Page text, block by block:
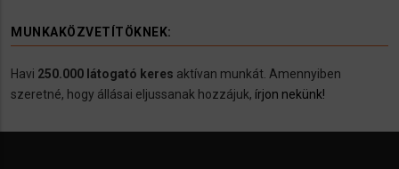
MUNKAKÖZVETÍTÖKNEK:
Havi 250.000 látogató keres aktívan munkát. Amennyiben
szeretné, hogy állásai eljussanak hozzájuk, írjon nekünk!